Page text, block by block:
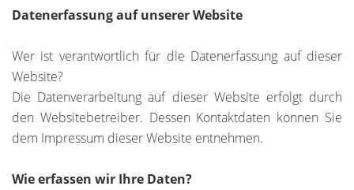
Datenerfassung auf unserer Website
Wer ist verantwortlich für die Datenerfassung auf dieser
Website?
Die Datenverarbeitung auf dieser Website erfolgt durch
den Websitebetreiber. Dessen Kontaktdaten können Sie
dem Impressum dieser Website entnehmen.
Wie erfassen wir Ihre Daten?